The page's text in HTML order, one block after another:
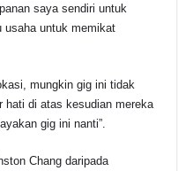
saya sendiri untuk
usaha untuk memikat
mungkin gig ini tidak
di atas kesudian mereka
gig ini nanti”.
Chang daripada